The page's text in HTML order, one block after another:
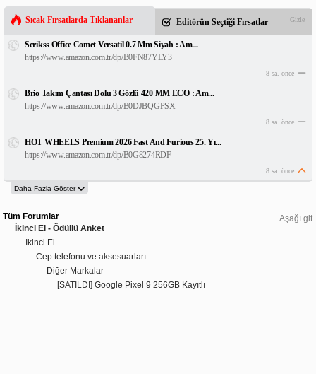
Sıcak Fırsatlarda Tıklananlar Editörün Seçtiği Fırsatlar Gizle
Scrikss Office Comet Versatil 0.7 Mm Siyah : Am...
https://www.amazon.com.tr/dp/B0FN87YLY3
8 sa. önce
Brio Takım Çantası Dolu 3 Gözlü 420 MM ECO : Am...
https://www.amazon.com.tr/dp/B0DJBQGPSX
8 sa. önce
HOT WHEELS Premium 2026 Fast And Furious 25. Yı...
https://www.amazon.com.tr/dp/B0G8274RDF
8 sa. önce
Aşağı git
Tüm Forumlar
İkinci El - Ödüllü Anket
İkinci El
Cep telefonu ve aksesuarları
Diğer Markalar
[SATILDI] Google Pixel 9 256GB Kayıtlı